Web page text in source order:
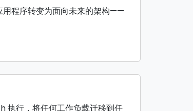
用程序转变为面向未来的架构——
执行，将任何工作负载迁移到任